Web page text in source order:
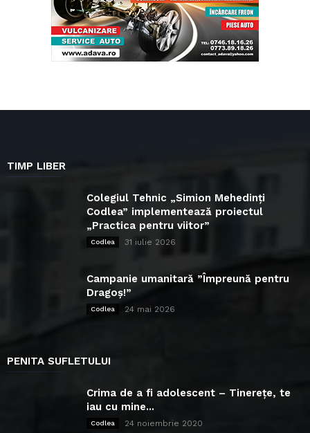
TIMP LIBER
Colegiul Tehnic „Simion Mehedinți
Codlea” implementează proiectul
„Practica pentru viitor”
Codlea 31 iulie 2026
Campanie umanitară ”Împreună pentru
Dragoș!”
Codlea 24 mai 2026
PENITA SUFLETULUI
Crima de a fi adolescent – Tinerețe, te
iau cu mine...
Codlea 24 noiembrie 2020